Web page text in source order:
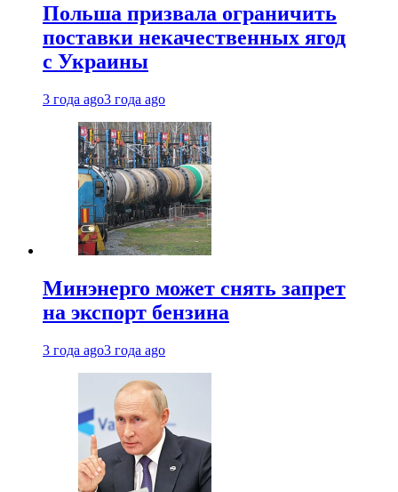
Польша призвала ограничить
поставки некачественных ягод
с Украины
3 года ago3 года ago
Минэнерго может снять запрет
на экспорт бензина
3 года ago3 года ago